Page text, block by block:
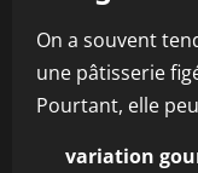
On a souvent
une pâtisserie
Pourtant, elle
variation